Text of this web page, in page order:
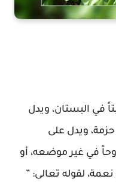
في البستان، ويدل
ويدل على
في غير موضعه، أو
لقوله تعالى: ”